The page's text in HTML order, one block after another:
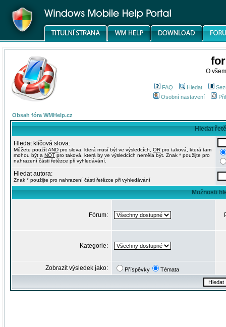
O
FAQ Hledat
Osobní nastavení
Obsah fóra WMHelp.cz
Hledat
Hledat klíčová slova:
Můžete použítAND pro slova, která musí být ve výsledcích, OR pro taková, která tam
mohou být a NOT pro taková, která by ve výsledcích neměla být. Znak * použijte pro
nahrazení části řetězce při vyhledávání.
Hledat autora:
Znak * použijte pro nahrazení části řetězce při vyhledávání
Možnosti
Fórum:
Kategorie:
Zobrazit výsledek jako: Příspěvky Témata